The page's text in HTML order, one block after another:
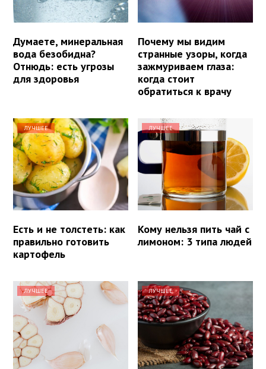
Думаете, минеральная
вода безобидна?
Отнюдь: есть угрозы
для здоровья
Почему мы видим
странные узоры, когда
зажмуриваем глаза:
когда стоит
обратиться к врачу
ЛУЧШЕЕ
Есть и не толстеть: как
правильно готовить
картофель
ЛУЧШЕЕ
Кому нельзя пить чай с
лимоном: 3 типа людей
ЛУЧШЕЕ ЛУЧШЕЕ